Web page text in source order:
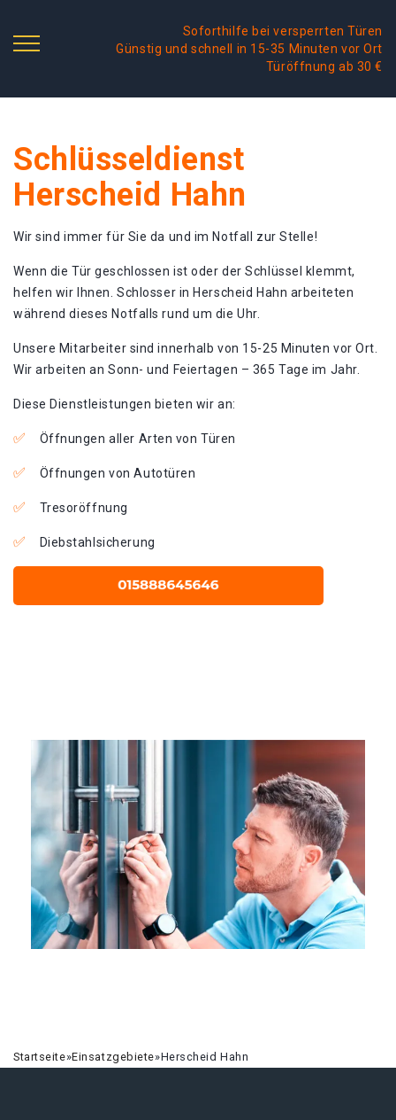
Soforthilfe bei versperrten Türen
Günstig und schnell in 15-35 Minuten vor Ort
Türöffnung ab 30 €
Schlüsseldienst
Herscheid Hahn
Wir sind immer für Sie da und im Notfall zur Stelle!
Wenn die Tür geschlossen ist oder der Schlüssel klemmt,
helfen wir Ihnen. Schlosser in Herscheid Hahn arbeiteten
während dieses Notfalls rund um die Uhr.
Unsere Mitarbeiter sind innerhalb von 15-25 Minuten vor Ort.
Wir arbeiten an Sonn- und Feiertagen – 365 Tage im Jahr.
Diese Dienstleistungen bieten wir an:
Öffnungen aller Arten von Türen
Öffnungen von Autotüren
Tresoröffnung
Diebstahlsicherung
Startseite»Einsatzgebiete»Herscheid Hahn